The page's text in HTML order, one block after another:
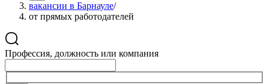
вакансии в Барнауле/
от прямых работодателей
Профессия, должность или компания